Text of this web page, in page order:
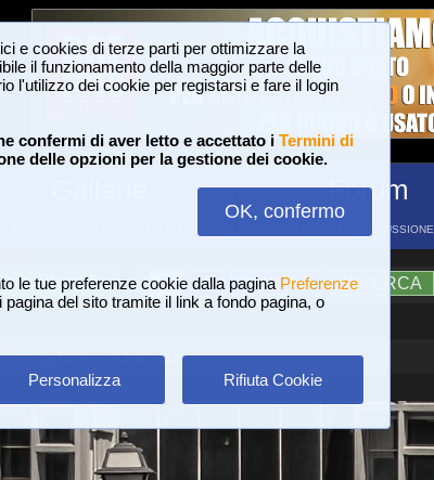
e cookies di terze parti per ottimizzare la
il funzionamento della maggior parte delle
l'utilizzo dei cookie per registarsi e fare il login
confermi di aver letto e accettato i Termini di
delle opzioni per la gestione dei cookie.
OK, confermo
le tue preferenze cookie dalla pagina Preferenze
pagina del sito tramite il link a fondo pagina, o
Personalizza Rifiuta Cookie
Forum
FORUM DI DISCUSSIONE
A A ?AIUTO RICERCA
» La videochiamata